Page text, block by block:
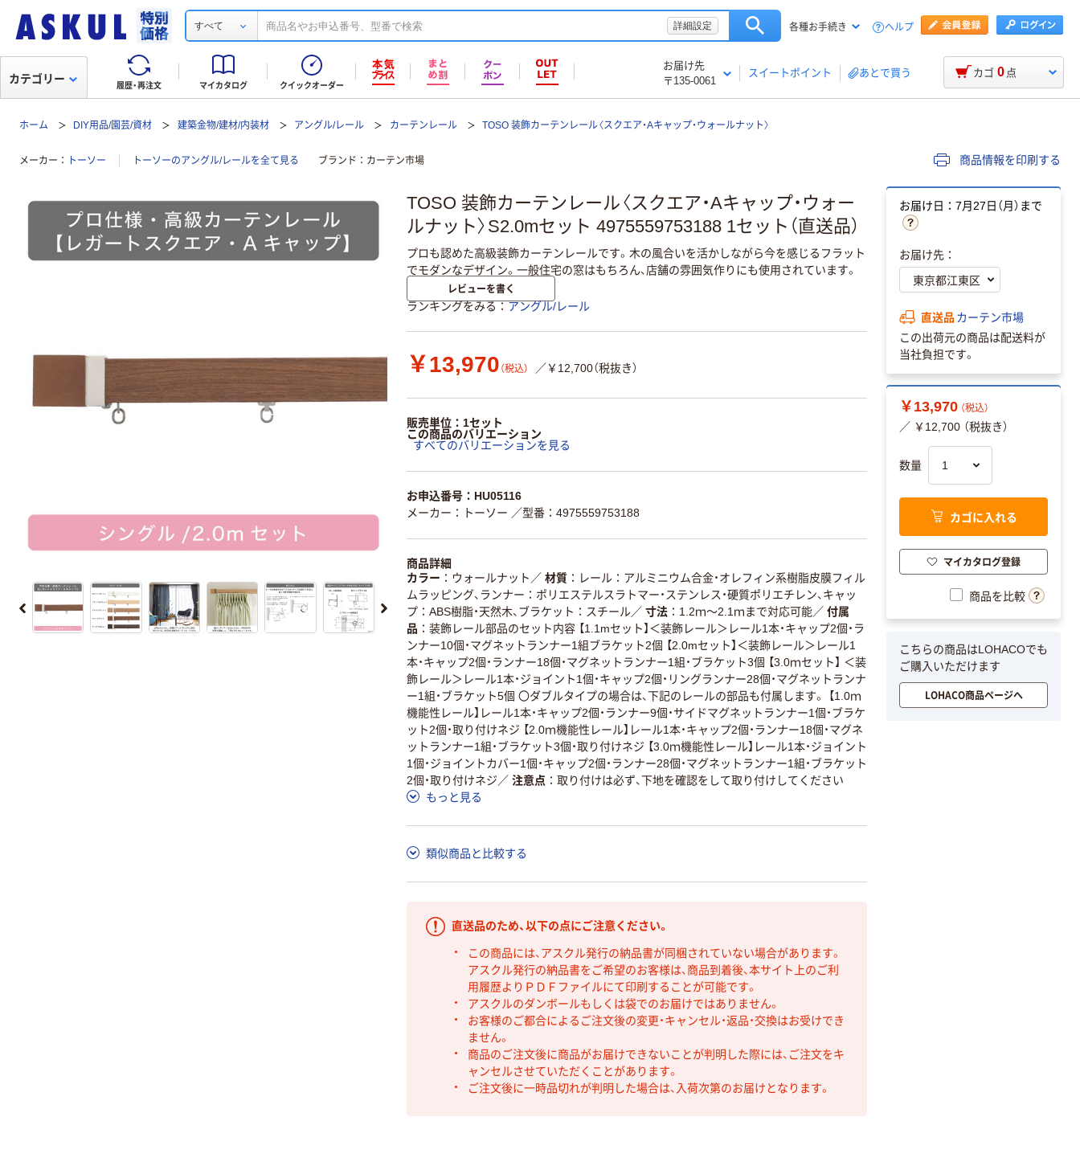
すべて 詳細設定 各種お手続き ヘルプ
履歴・再注文 マイカタログ クイックオーダー
お届け先
〒135-0061
スイートポイント あとで買う
カテゴリー カゴ 0 点
ホーム DIY用品/園芸/資材 建築金物/建材/内装材 アングル/レール カーテンレール TOSO 装飾カーテンレール〈スクエア・Aキャップ・ウォールナット〉
メーカー トーソー トーソーのアングル/レールを全て見る ブランド カーテン市場 商品情報を印刷する
TOSO 装飾カーテンレール〈スクエア・Aキャップ・ウォー
ルナット〉S2.0mセット 4975559753188 1セット（直送品）
プロも認めた高級装飾カーテンレールです。木の風合いを活かしながら今を感じるフラット
でモダンなデザイン。一般住宅の窓はもちろん、店舗の雰囲気作りにも使用されています。
レビューを書く
ランキングをみる アングル/レール
￥13,970 （税込） ／￥12,700（税抜き）
販売単位：1セット
この商品のバリエーション
すべてのバリエーションを見る
お申込番号：HU05116
メーカー：トーソー ／型番：4975559753188
商品詳細
カラー
ウォールナット ／ 材質
レール：アルミニウム合金・オレフィン系樹脂皮膜フィル
ムラッピング、ランナー：ポリエステルスラトマー・ステンレス・硬質ポリエチレン、キャッ
プ：ABS樹脂・天然木、ブラケット：スチール／ 寸法 1.2ｍ～2.1ｍまで対応可能／ 付属
品
装飾レール部品のセット内容 【1.1mセット】＜装飾レール＞レール1本・キャップ2個・ラ
ンナー10個・マグネットランナー1組ブラケット2個 【2.0mセット】＜装飾レール＞レール1
本・キャップ2個・ランナー18個・マグネットランナー1組・ブラケット3個 【3.0ｍセット】 ＜装
飾レール＞レール1本・ジョイント1個・キャップ2個・リングランナー28個・マグネットランナ
ー1組・ブラケット5個 〇ダブルタイプの場合は、下記のレールの部品も付属します。 【1.0ｍ
機能性レール】レール1本・キャップ2個・ランナー9個・サイドマグネットランナー1個・ブラケ
ット2個・取り付けネジ 【2.0ｍ機能性レール】レール1本・キャップ2個・ランナー18個・マグネ
ットランナー1組・ブラケット3個・取り付けネジ 【3.0ｍ機能性レール】レール1本・ジョイント
1個・ジョイントカバー1個・キャップ2個・ランナー28個・マグネットランナー1組・ブラケット
2個・取り付けネジ ／ 注意点
取り付けは必ず、下地を確認をして取り付けしてください
もっと見る
類似商品と比較する
直送品のため、以下の点にご注意ください。
この商品には、アスクル発行の納品書が同梱されていない場合があります。
アスクル発行の納品書をご希望のお客様は、商品到着後、本サイト上のご利
用履歴よりＰＤＦファイルにて印刷することが可能です。
アスクルのダンボールもしくは袋でのお届けではありません。
お客様のご都合によるご注文後の変更・キャンセル・返品・交換はお受けでき
ません。
商品のご注文後に商品がお届けできないことが判明した際には、ご注文をキ
ャンセルさせていただくことがあります。
ご注文後に一時品切れが判明した場合は、入荷次第のお届けとなります。
お届け日：7月27日（月）まで
お届け先：
直送品 カーテン市場
この出荷元の商品は配送料が
当社負担です。
￥13,970 （税込）
／ ￥12,700 （税抜き）
数量
カゴに入れる
マイカタログ登録
商品を比較
こちらの商品はLOHACOでも
ご購入いただけます
LOHACO商品ページへ